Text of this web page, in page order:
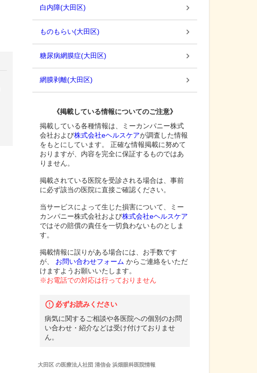
白内障(大田区)
ものもらい(大田区)
糖尿病網膜症(大田区)
網膜剥離(大田区)
《掲載している情報についてのご注意》
掲載している各種情報は、ミーカンパニー株式
会社および株式会社eヘルスケアが調査した情報
をもとにしています。 正確な情報掲載に努めて
おりますが、内容を完全に保証するものではあ
りません。
掲載されている医院を受診される場合は、事前
に必ず該当の医院に直接ご確認ください。
当サービスによって生じた損害について、ミー
カンパニー株式会社および株式会社eヘルスケア
ではその賠償の責任を一切負わないものとしま
す。
掲載情報に誤りがある場合には、お手数です
が、
お問い合わせフォーム からご連絡をいただ
けますようお願いいたします。
※お電話での対応は行っておりません
必ずお読みください
病気に関するご相談や各医院への個別のお問
い合わせ・紹介などは受け付けておりませ
ん。
大田区の医療法人社団 清信会 浜畑眼科医院情報